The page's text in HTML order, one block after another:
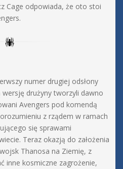
Cage odpowiada, że oto stoi
numer drugiej odsłony
wersję drużyny tworzyli dawno
Avengers pod komendą
z rządem w ramach
się sprawami
Teraz okazją do założenia
Thanosa na Ziemię, z
inne kosmiczne zagrożenie,